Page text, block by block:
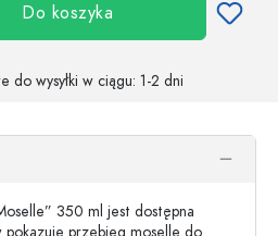
Do koszyka
do wysyłki w ciągu: 1-2 dni
350 ml jest dostępna